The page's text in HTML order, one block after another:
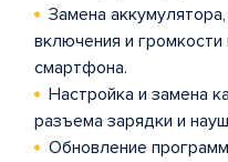
Замена
включения и
смартфона.
Настройка и замена
разъема зарядки и
Обновление